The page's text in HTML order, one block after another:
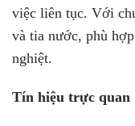
việc liên tục. Với
và tia nước, phù
nghiệt.
Tín hiệu trực quan